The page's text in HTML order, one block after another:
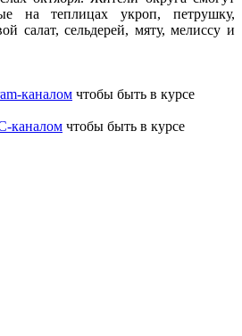
на теплицах укроп, петрушку,
салат, сельдерей, мяту, мелиссу и
каналом чтобы быть в курсе
каналом чтобы быть в курсе